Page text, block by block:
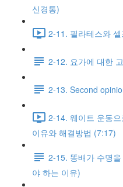
신경통)
2-11. 필라테스와
2-12. 요가에 대한
2-13. Second
2-14. 웨이트 운동
이유와 해결방법 (7:17)
2-15. 똥배가 수명
야 하는 이유)